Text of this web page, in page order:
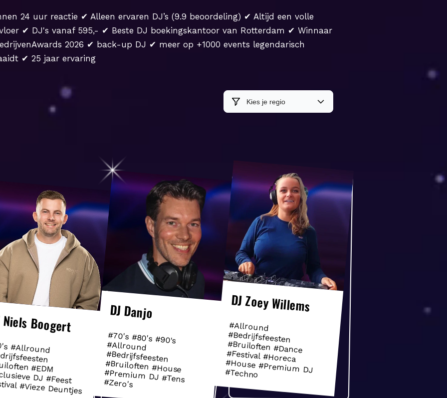
24 uur reactie ✔ Alleen ervaren DJ’s (9.9 beoordeling) ✔ Altijd een volle
✔ DJ's vanaf 595,- ✔ Beste DJ boekingskantoor van Rotterdam ✔ Winnaar
2026 ✔ back-up DJ ✔ meer op +1000 events legendarisch
✔ 25 jaar ervaring
Niels Boogert
#Allround
#EDM
DJ #Feest
#Vieze Deuntjes
DJ Danjo
#70's #80's #90's
#Allround
#Bedrijfsfeesten
#Bruiloften #House
#Premium DJ #Tens
#Zero's
DJ Zoey Willems
#Allround
#Bedrijfsfeesten
#Bruiloften #Dance
#Festival #Horeca
#House #Premium DJ
#Techno